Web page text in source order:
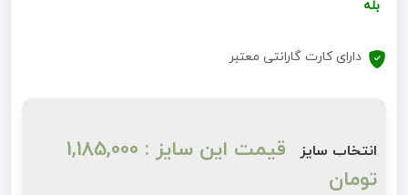
بله
دارای کارت گارانتی معتبر
انتخاب سایز
قیمت این سایز : 1,185,000
تومان